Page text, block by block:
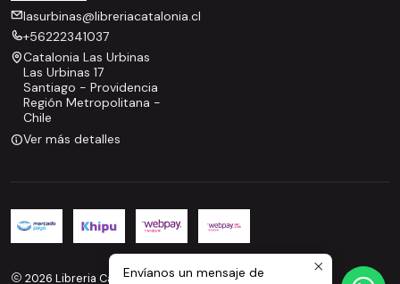
lasurbinas@libreriacatalonia.cl
+56222341037
Catalonia Las Urbinas
Las Urbinas 17
Santiago - Providencia
Región Metropolitana -
Chile
Ver más detalles
2026 Libreria Catalonia.Envíanos un mensaje de